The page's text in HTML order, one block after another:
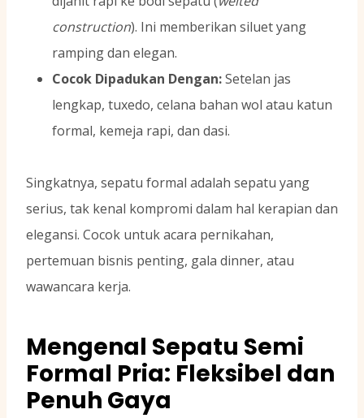
construction). Ini memberikan siluet yang
ramping dan elegan.
Cocok Dipadukan Dengan:Setelan jas
lengkap, tuxedo, celana bahan wol atau katun
formal, kemeja rapi, dan dasi.
Singkatnya, sepatu formal adalah sepatu yang
serius, tak kenal kompromi dalam hal kerapian dan
elegansi. Cocok untuk acara pernikahan,
pertemuan bisnis penting, gala dinner, atau
wawancara kerja.
Mengenal Sepatu Semi
Formal Pria: Fleksibel dan
Penuh Gaya